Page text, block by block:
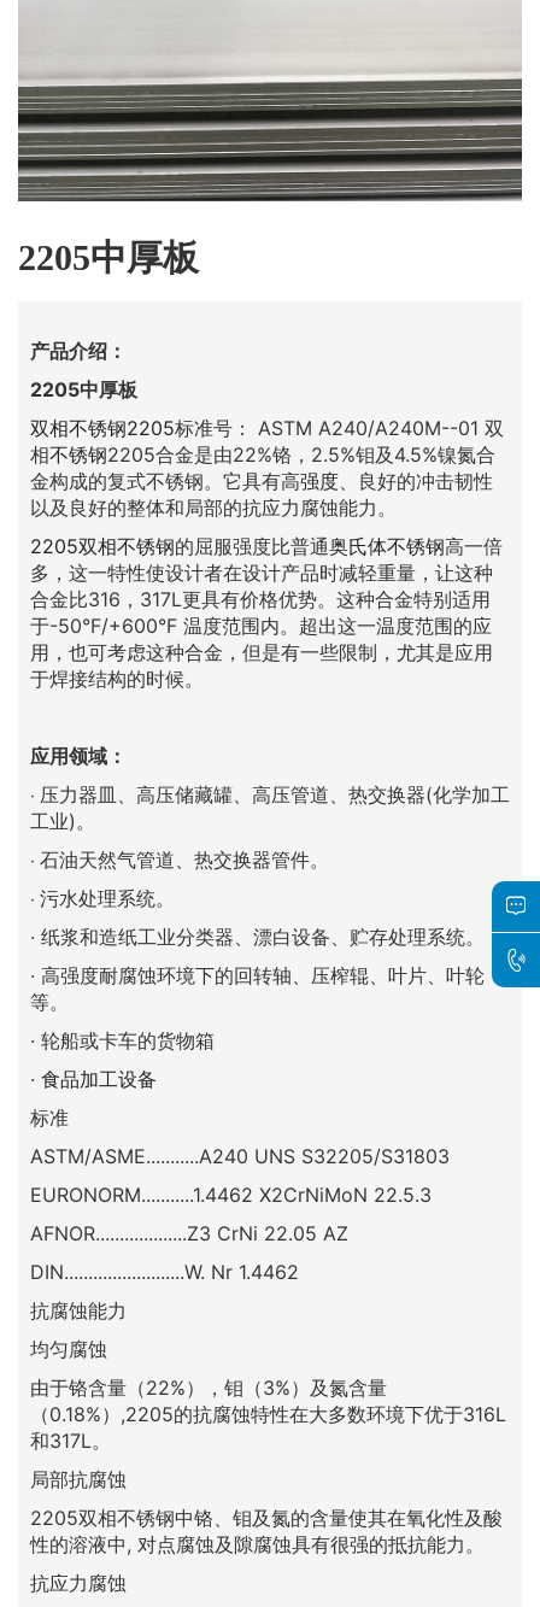
2205中厚板
产品介绍：
2205中厚板
双相不锈钢2205标准号： ASTM A240/A240M--01 双
相不锈钢2205合金是由22%铬，2.5%钼及4.5%镍氮合
金构成的复式不锈钢。它具有高强度 、良好的冲击韧性
以及良好的整体和局部的抗应力腐蚀能力。
2205双相不锈钢的屈服强度比普通奥氏体不锈钢高一倍
多，这一特性使设计者在设计产品时减轻重量，让这种
合金比316，317L更具有价格优势。这种合金特别适用
于-50°F/+600°F 温度范围内。超出这一温度范围的应
用，也可考虑这种合金，但是有一些限制，尤其是应用
于焊接结构的时候。
应用领域：
· 压力器皿、高压储藏罐、高压管道、热交换器(化学加工
工业)。
· 石油天然气管道、热交换器管件。
· 污水处理系统。
· 纸浆和造纸工业分类器、漂白设备、贮存处理系统。
· 高强度耐腐蚀环境下的回转轴、压榨辊、叶片、叶轮
等。
· 轮船或卡车的货物箱
· 食品加工设备
标准
ASTM/ASME...........A240 UNS S32205/S31803
EURONORM...........1.4462 X2CrNiMoN 22.5.3
AFNOR...................Z3 CrNi 22.05 AZ
DIN.........................W. Nr 1.4462
抗腐蚀能力
均匀腐蚀
由于铬含量（22%），钼（3%）及氮含量
（0.18%）,2205的抗腐蚀特性在大多数环境下优于316L
和317L。
局部抗腐蚀
2205双相不锈钢中铬、钼及氮的含量使其在氧化性及酸
性的溶液中, 对点腐蚀及隙腐蚀具有很强的抵抗能力。
抗应力腐蚀